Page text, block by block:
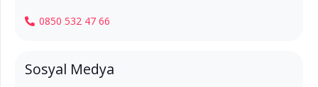
0850 532 47 66
Sosyal Medya